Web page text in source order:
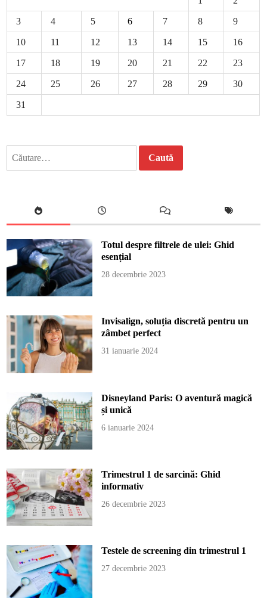
3 4 5 6 7 8 9
10 11 12 13 14 15 16
17 18 19 20 21 22 23
24 25 26 27 28 29 30
31
Totul despre filtrele de ulei: Ghid
esențial
28 decembrie 2023
Invisalign, soluția discretă pentru un
zâmbet perfect
31 ianuarie 2024
Disneyland Paris: O aventură magică
și unică
6 ianuarie 2024
Trimestrul 1 de sarcină: Ghid
informativ
26 decembrie 2023
Testele de screening din trimestrul 1
27 decembrie 2023